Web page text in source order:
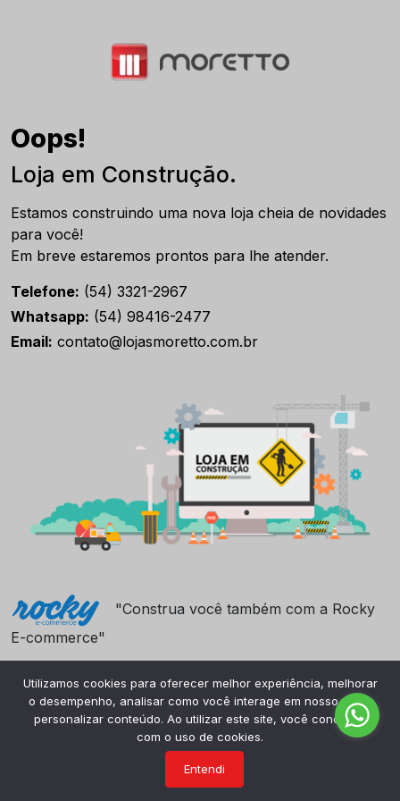
Oops!
Loja em Construção.
Estamos construindo uma nova loja cheia de novidades
para você!
Em breve estaremos prontos para lhe atender.
Telefone: (54) 3321-2967
Whatsapp: (54) 98416-2477
Email: contato@lojasmoretto.com.br
"Construa você também com a Rocky
E-commerce"
Utilizamos cookies para oferecer melhor experiência, melhorar
o desempenho, analisar como você interage em nosso site e
personalizar conteúdo. Ao utilizar este site, você concorda
com o uso de cookies.
Entendi